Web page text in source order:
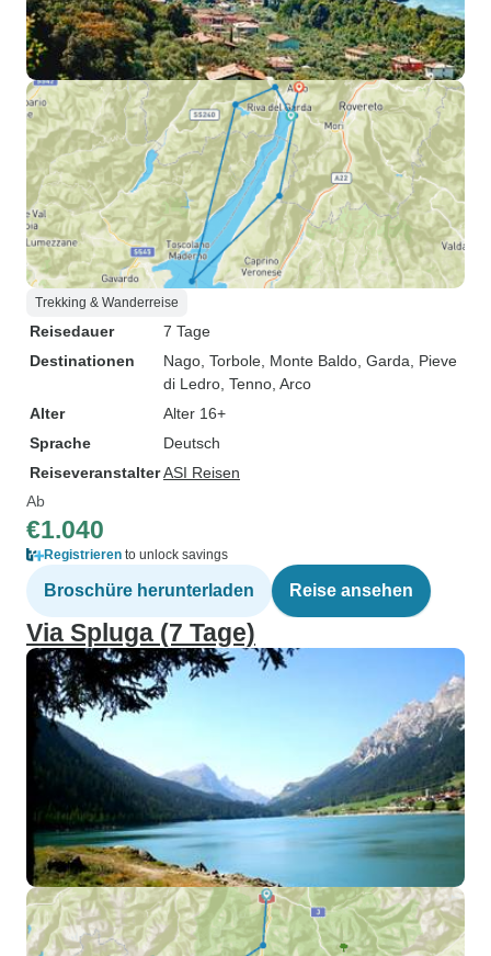
Trekking & Wanderreise
Reisedauer
7 Tage
Destinationen
Nago , Torbole , Monte Baldo , Garda , Pieve
di Ledro , Tenno , Arco
Alter
Alter 16+
Sprache
Deutsch
ReiseveranstalterASI Reisen
Ab
€1.040
Registrieren to unlock savings
Broschüre herunterladen Reise ansehen
Via Spluga (7 Tage)